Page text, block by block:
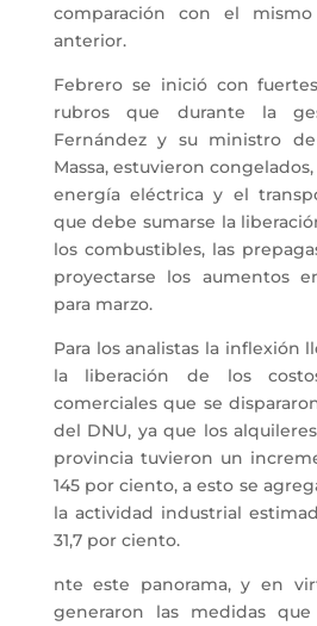
comparación con el
anterior.
Febrero se inició con
rubros que durante la
Fernández y su ministro
Massa, estuvieron
energía eléctrica y el
que debe sumarse la
los combustibles, las
proyectarse los aumentos
para marzo.
Para los analistas la inflexión
la liberación de los
comerciales que se
del DNU, ya que los
provincia tuvieron un
145 por ciento, a esto se
la actividad industrial
31,7 por ciento.
nte este panorama, y en
generaron las medidas